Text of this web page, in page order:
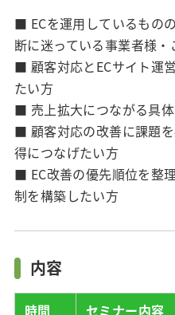
■ ECを運用しているもの
断に迷っている事業者様・
■ 顧客対応とECサイト運
たい方
■ 売上拡大につながる具
■ 顧客対応の改善に課題
得につなげたい方
■ EC改善の優先順位を整
制を構築したい方
内容
時間
セミナー内容